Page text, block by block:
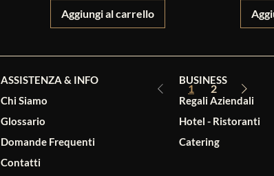
Aggiungi al carrello
1 2
ASSISTENZA & INFO
Chi Siamo
Glossario
Domande Frequenti
Contatti
BUSINESS
Regali Aziendali
Hotel - Ristoranti
Catering